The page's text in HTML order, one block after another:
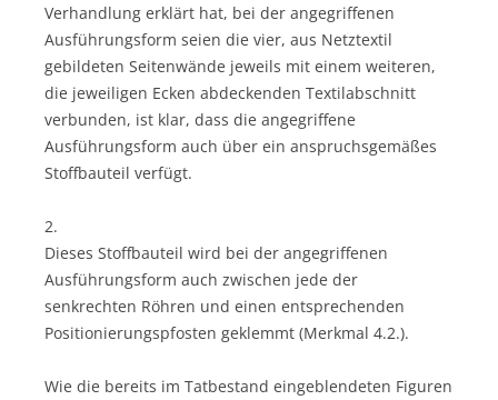
Verhandlung erklärt hat, bei der angegriffenen
Ausführungsform seien die vier, aus Netztextil
gebildeten Seitenwände jeweils mit einem weiteren,
die jeweiligen Ecken abdeckenden Textilabschnitt
verbunden, ist klar, dass die angegriffene
Ausführungsform auch über ein anspruchsgemäßes
Stoffbauteil verfügt.
2.
Dieses Stoffbauteil wird bei der angegriffenen
Ausführungsform auch zwischen jede der
senkrechten Röhren und einen entsprechenden
Positionierungspfosten geklemmt (Merkmal 4.2.).
Wie die bereits im Tatbestand eingeblendeten Figuren